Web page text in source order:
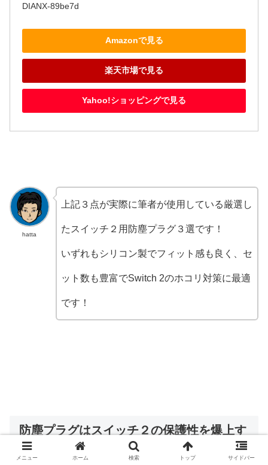
DIANX-89be7d
Amazonで見る
楽天市場で見る
Yahoo!ショッピングで見る
hatta
上記３点が実際に筆者が使用している厳選し
たスイッチ２用防塵プラグ３選です！
いずれもシリコン製でフィット感も良く、セ
ット数も豊富でSwitch 2のホコリ対策に最適
です！
防塵プラグはスイッチ２の保護性を爆上す
る
メニュー ホーム 検索 トップ サイドバー